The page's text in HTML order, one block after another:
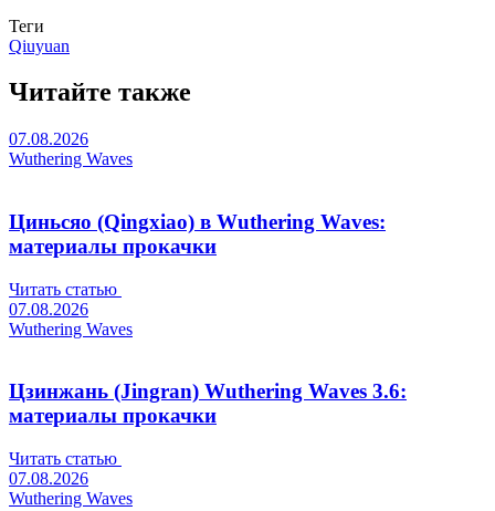
Теги
Qiuyuan
Читайте также
07.08.2026
Wuthering Waves
Циньсяо (Qingxiao) в Wuthering Waves:
материалы прокачки
Читать статью
07.08.2026
Wuthering Waves
Цзинжань (Jingran) Wuthering Waves 3.6:
материалы прокачки
Читать статью
07.08.2026
Wuthering Waves